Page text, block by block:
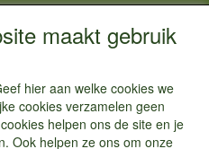
maakt gebruik
hier aan welke cookies we
cookies verzamelen geen
helpen ons de site en je
Ook helpen ze ons om onze